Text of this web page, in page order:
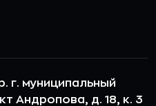
г. муниципальный
Андропова, д. 18, к. 3